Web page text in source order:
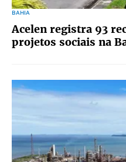
BAHIA
Acelen registra 93
projetos sociais na